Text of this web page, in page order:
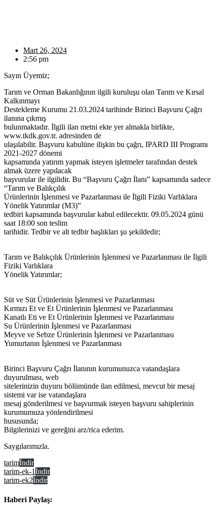
Mart 26, 2024
2:56 pm
Sayın Üyemiz;
Tarım ve Orman Bakanlığının ilgili kuruluşu olan Tarım ve Kırsal
Kalkınmayı
Destekleme Kurumu 21.03.2024 tarihinde Birinci Başvuru Çağrı
ilanına çıkmış
bulunmaktadır. İlgili ilan metni ekte yer almakla birlikte,
www.tkdk.gov.tr. adresinden de
ulaşılabilir. Başvuru kabulüne ilişkin bu çağrı, IPARD III Programı
2021-2027 dönemi
kapsamında yatırım yapmak isteyen işletmeler tarafından destek
almak üzere yapılacak
başvurular ile ilgilidir. Bu “Başvuru Çağrı İlanı” kapsamında sadece
“Tarım ve Balıkçılık
Ürünlerinin İşlenmesi ve Pazarlanması ile İlgili Fiziki Varlıklara
Yönelik Yatırımlar (M3)”
tedbiri kapsamında başvurular kabul edilecektir. 09.05.2024 günü
saat 18:00 son teslim
tarihidir. Tedbir ve alt tedbir başlıkları şu şekildedir;
Tarım ve Balıkçılık Ürünlerinin İşlenmesi ve Pazarlanması ile İlgili
Fiziki Varlıklara
Yönelik Yatırımlar;
Süt ve Süt Ürünlerinin İşlenmesi ve Pazarlanması
Kırmızı Et ve Et Ürünlerinin İşlenmesi ve Pazarlanması
Kanatlı Eti ve Et Ürünlerinin İşlenmesi ve Pazarlanması
Su Ürünlerinin İşlenmesi ve Pazarlanması
Meyve ve Sebze Ürünlerinin İşlenmesi ve Pazarlanması
Yumurtanın İşlenmesi ve Pazarlanması
Birinci Başvuru Çağrı İlanının kurumunuzca vatandaşlara
duyurulması, web
sitelerinizin duyuru bölümünde ilan edilmesi, mevcut bir mesaj
sistemi var ise vatandaşlara
mesaj gönderilmesi ve başvurmak isteyen başvuru sahiplerinin
kurumumuza yönlendirilmesi
hususunda;
Bilgilerinizi ve gereğini arz/rica ederim.
Saygılarımızla.
tarimİndir
tarim-ek-1İndir
tarim-ek2İndir
Haberi Paylaş: